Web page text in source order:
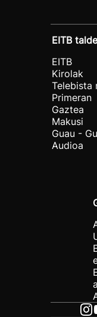
EITB
EITB
Kirolak
Telebista
Primeran
Gaztea
Makusi
Guau -
Audioa